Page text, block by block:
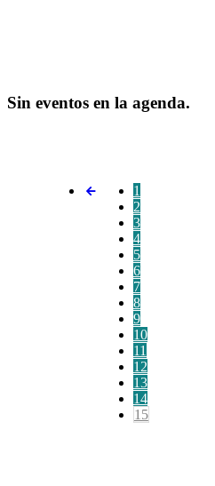
Sin eventos en la agenda.
1
2
3
4
5
6
7
8
9
10
11
12
13
14
15